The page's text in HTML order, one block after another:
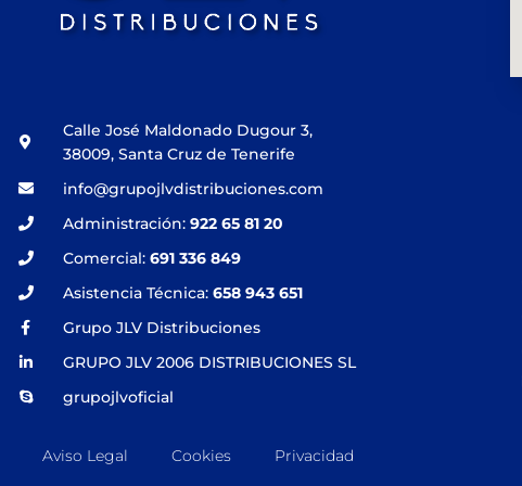
Calle José Maldonado Dugour 3,
38009, Santa Cruz de Tenerife
info@grupojlvdistribuciones.com
Administración: 922 65 81 20
Comercial: 691 336 849
Asistencia Técnica: 658 943 651
Grupo JLV Distribuciones
GRUPO JLV 2006 DISTRIBUCIONES SL
grupojlvoficial
Aviso Legal Cookies Privacidad